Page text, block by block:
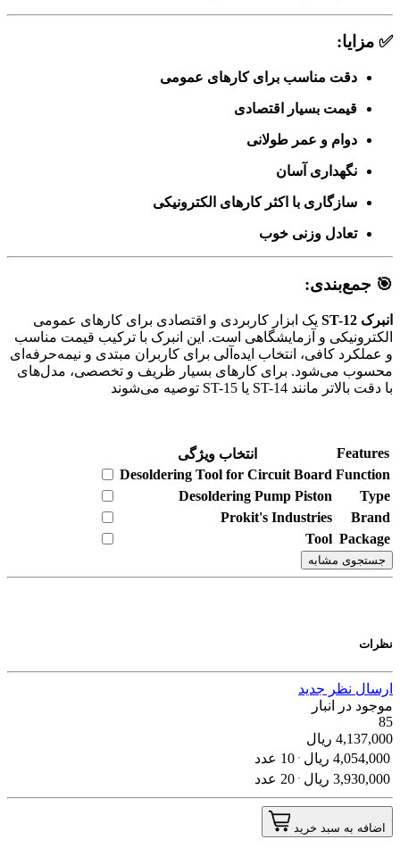
✅ مزایا:
دقت مناسب برای کارهای عمومی
قیمت بسیار اقتصادی
دوام و عمر طولانی
نگهداری آسان
سازگاری با اکثر کارهای الکترونیکی
تعادل وزنی خوب
🎯 جمع‌بندی:
انبرک ST-12
یک ابزار کاربردی و اقتصادی برای کارهای عمومی
الکترونیکی و آزمایشگاهی است. این انبرک با ترکیب قیمت مناسب
و عملکرد کافی، انتخاب ایده‌آلی برای کاربران مبتدی و نیمه‌حرفه‌ای
محسوب می‌شود. برای کارهای بسیار ظریف و تخصصی، مدل‌های
با دقت بالاتر مانند ST-14 یا ST-15 توصیه می‌شوند
Features
انتخاب ویژگی
Function
Desoldering Tool for Circuit Board
Type
Desoldering Pump Piston
Brand
Prokit's Industries
Package
Tool
جستجوی مشابه
نظرات
ارسال نظر جدید
موجود در انبار
85
4,137,000 ریال
4,054,000 ریال
10 عدد
3,930,000 ریال 20 عدد
اضافه به سبد خرید